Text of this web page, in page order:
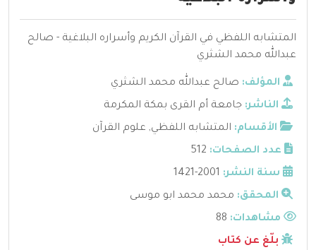
المتشابه اللفظي في القرآن الكريم وأسراره البلاغية - صالح
عبدالله محمد الشثري
المؤلف: صالح عبدالله محمد الشثري
الناشر: جامعة أم القرى بمكة المكرمة
الأقسام: المتشابه اللفظي, علوم القرآن
عدد الصفحات: 512
سنة النشر: 2001-1421
المحقق: محمد محمد ابو موسى
مشاهدات:
بلّغ عن كتاب